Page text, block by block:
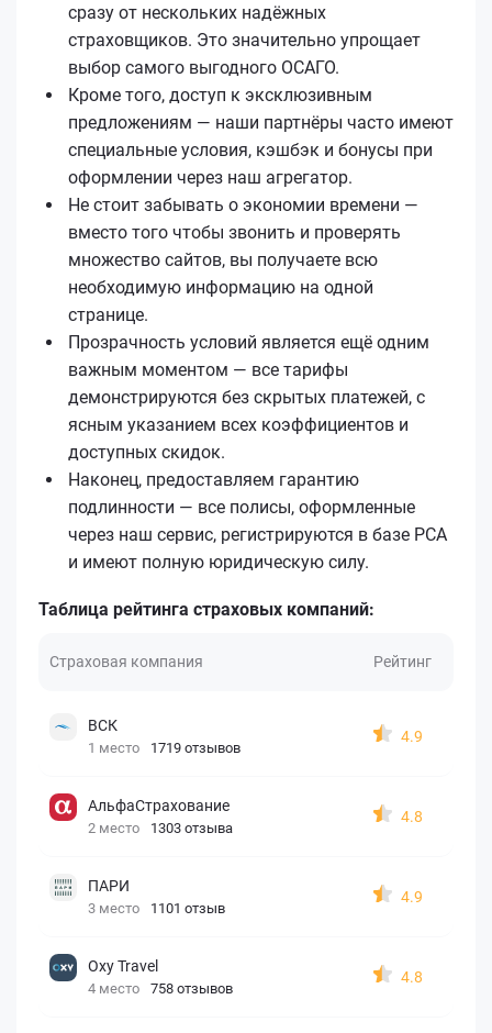
сразу от нескольких надёжных
страховщиков. Это значительно упрощает
выбор самого выгодного ОСАГО.
Кроме того, доступ к эксклюзивным
предложениям — наши партнёры часто имеют
специальные условия, кэшбэк и бонусы при
оформлении через наш агрегатор.
Не стоит забывать о экономии времени —
вместо того чтобы звонить и проверять
множество сайтов, вы получаете всю
необходимую информацию на одной
странице.
Прозрачность условий является ещё одним
важным моментом — все тарифы
демонстрируются без скрытых платежей, с
ясным указанием всех коэффициентов и
доступных скидок.
Наконец, предоставляем гарантию
подлинности — все полисы, оформленные
через наш сервис, регистрируются в базе РСА
и имеют полную юридическую силу.
Таблица рейтинга страховых компаний:
Страховая компания Рейтинг
ВСК
1 место 1719 отзывов
4.9
АльфаСтрахование
2 место 1303 отзыва
4.8
ПАРИ
3 место 1101 отзыв
4.9
Oxy Travel
4 место 758 отзывов
4.8